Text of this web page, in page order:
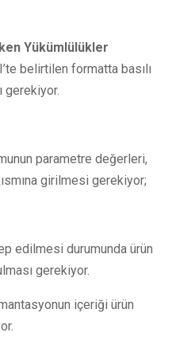
Yükümlülükler
belirtilen formatta basılı
gerekiyor.
parametre değerleri,
girilmesi gerekiyor;
edilmesi durumunda ürün
gerekiyor.
içeriği ürün